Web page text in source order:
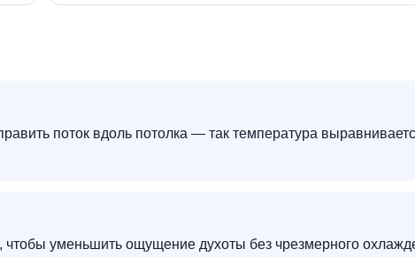
поток вдоль потолка — так температура
уменьшить ощущение духоты без чрезмерного